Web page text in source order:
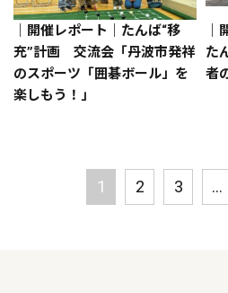
｜開催レポート｜たんば“移
充”計画 交流会「丹波市発祥
のスポーツ「囲碁ボール」を
楽しもう！」
た
者
1 2 3 ...